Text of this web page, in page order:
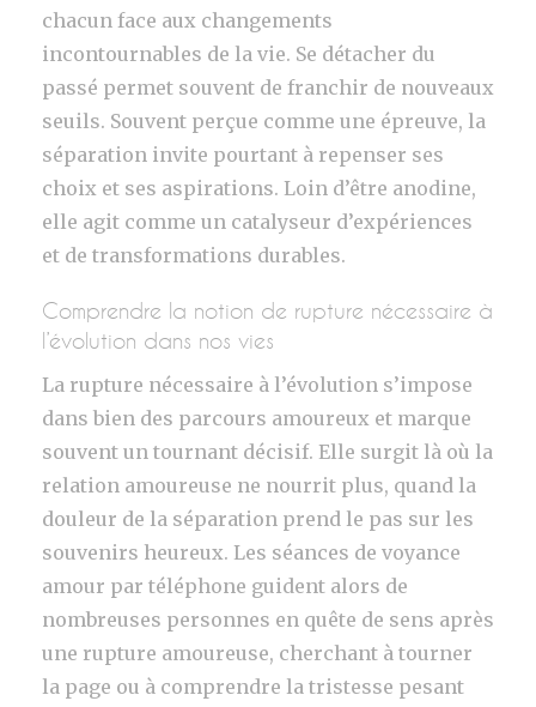
chacun face aux changements
incontournables de la vie. Se détacher du
passé permet souvent de franchir de nouveaux
seuils. Souvent perçue comme une épreuve, la
séparation invite pourtant à repenser ses
choix et ses aspirations. Loin d’être anodine,
elle agit comme un catalyseur d’expériences
et de transformations durables.
Comprendre la notion de rupture nécessaire à
l’évolution dans nos vies
La rupture nécessaire à l’évolution s’impose
dans bien des parcours amoureux et marque
souvent un tournant décisif. Elle surgit là où la
relation amoureuse ne nourrit plus, quand la
douleur de la séparation prend le pas sur les
souvenirs heureux. Les séances de voyance
amour par téléphone guident alors de
nombreuses personnes en quête de sens après
une rupture amoureuse, cherchant à tourner
la page ou à comprendre la tristesse pesant